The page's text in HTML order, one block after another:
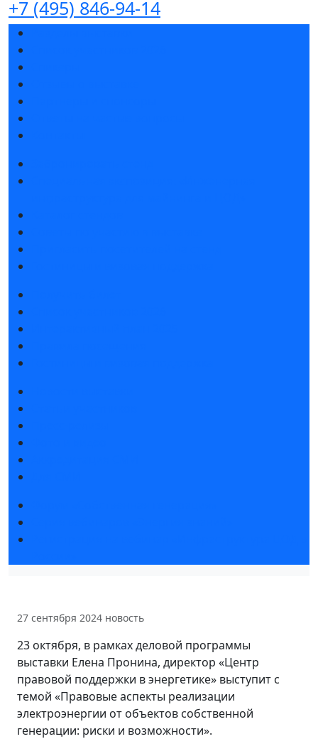
+7 (495) 846-94-14
27 сентября 2024 новость
23 октября, в рамках деловой программы
выставки Елена Пронина, директор «Центр
правовой поддержки в энергетике» выступит с
темой «Правовые аспекты реализации
электроэнергии от объектов собственной
генерации: риски и возможности».